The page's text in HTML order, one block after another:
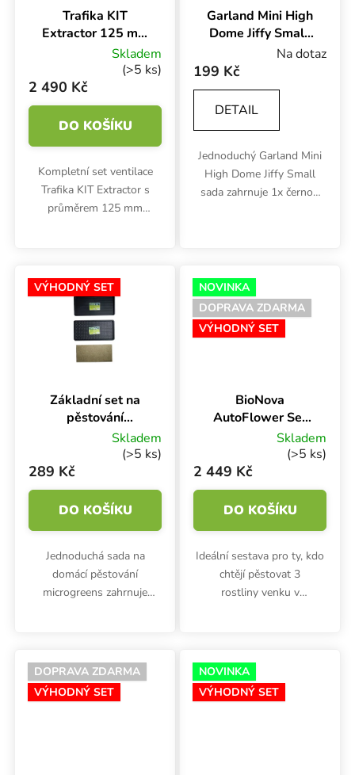
Trafika KIT
Extractor 125 mm
/ 250 m3/h,
kompletní set
ventilace
Skladem
(>5 ks)
2 490 Kč
DO KOŠÍKU
Kompletní set ventilace
Trafika KIT Extractor s
průměrem 125 mm
TT ventilátor 220-280
m3/h s kabelem,...
Garland Mini High
Dome Jiffy Small,
set na klíčeníNa dotaz
199 Kč
DETAIL
Jednoduchý Garland Mini
High Dome Jiffy Small
sada zahrnuje 1x černou
Miska...
VÝHODNÝ SET
Základní set na
pěstování
microgreens,
Hempflax
Skladem
(>5 ks)
289 Kč
DO KOŠÍKU
Jednoduchá sada na
domácí pěstování
microgreens zahrnuje
drenáží) a konopnou rohož
Hempflax o rozměrech
50x24 cm..
NOVINKA
DOPRAVA ZDARMA
VÝHODNÝ SET
BioNova
AutoFlower Set
pro pěstování 3
Skladem
(>5 ks)
2 449 Kč
DO KOŠÍKU
Ideální sestava pro ty, kdo
chtějí pěstovat 3
rostliny venku v
mikroorganismů, prodyšné
textilní květináče,...
DOPRAVA ZDARMA
VÝHODNÝ SET
NOVINKA
VÝHODNÝ SET